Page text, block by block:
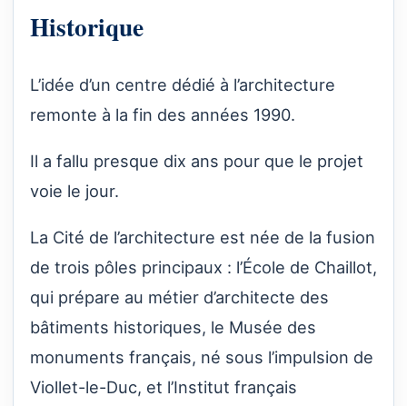
Historique
L’idée d’un centre dédié à l’architecture
remonte à la fin des années 1990.
Il a fallu presque dix ans pour que le projet
voie le jour.
La Cité de l’architecture est née de la fusion
de trois pôles principaux : l’École de Chaillot,
qui prépare au métier d’architecte des
bâtiments historiques, le Musée des
monuments français, né sous l’impulsion de
Viollet-le-Duc, et l’Institut français